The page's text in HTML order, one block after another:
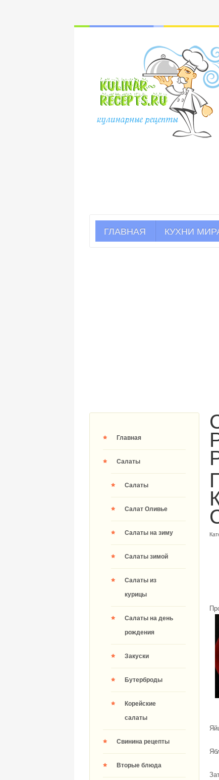
ГЛАВНАЯ КУХНИ
Главная
Салаты
Салаты
Салат Оливье
Салаты на зиму
Салаты зимой
Салаты из
курицы
Салаты на день
рождения
Закуски
Бутерброды
Корейские
салаты
Свинина рецепты
Вторые блюда